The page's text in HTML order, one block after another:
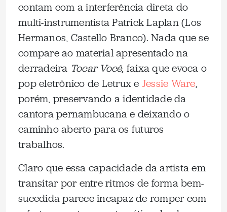
contam com a interferência direta do
multi-instrumentista Patrick Laplan (Los
Hermanos, Castello Branco). Nada que se
compare ao material apresentado na
derradeira Tocar Você, faixa que evoca o
pop eletrônico de Letrux e Jessie Ware,
porém, preservando a identidade da
cantora pernambucana e deixando o
caminho aberto para os futuros
trabalhos.
Claro que essa capacidade da artista em
transitar por entre ritmos de forma bem-
sucedida parece incapaz de romper com